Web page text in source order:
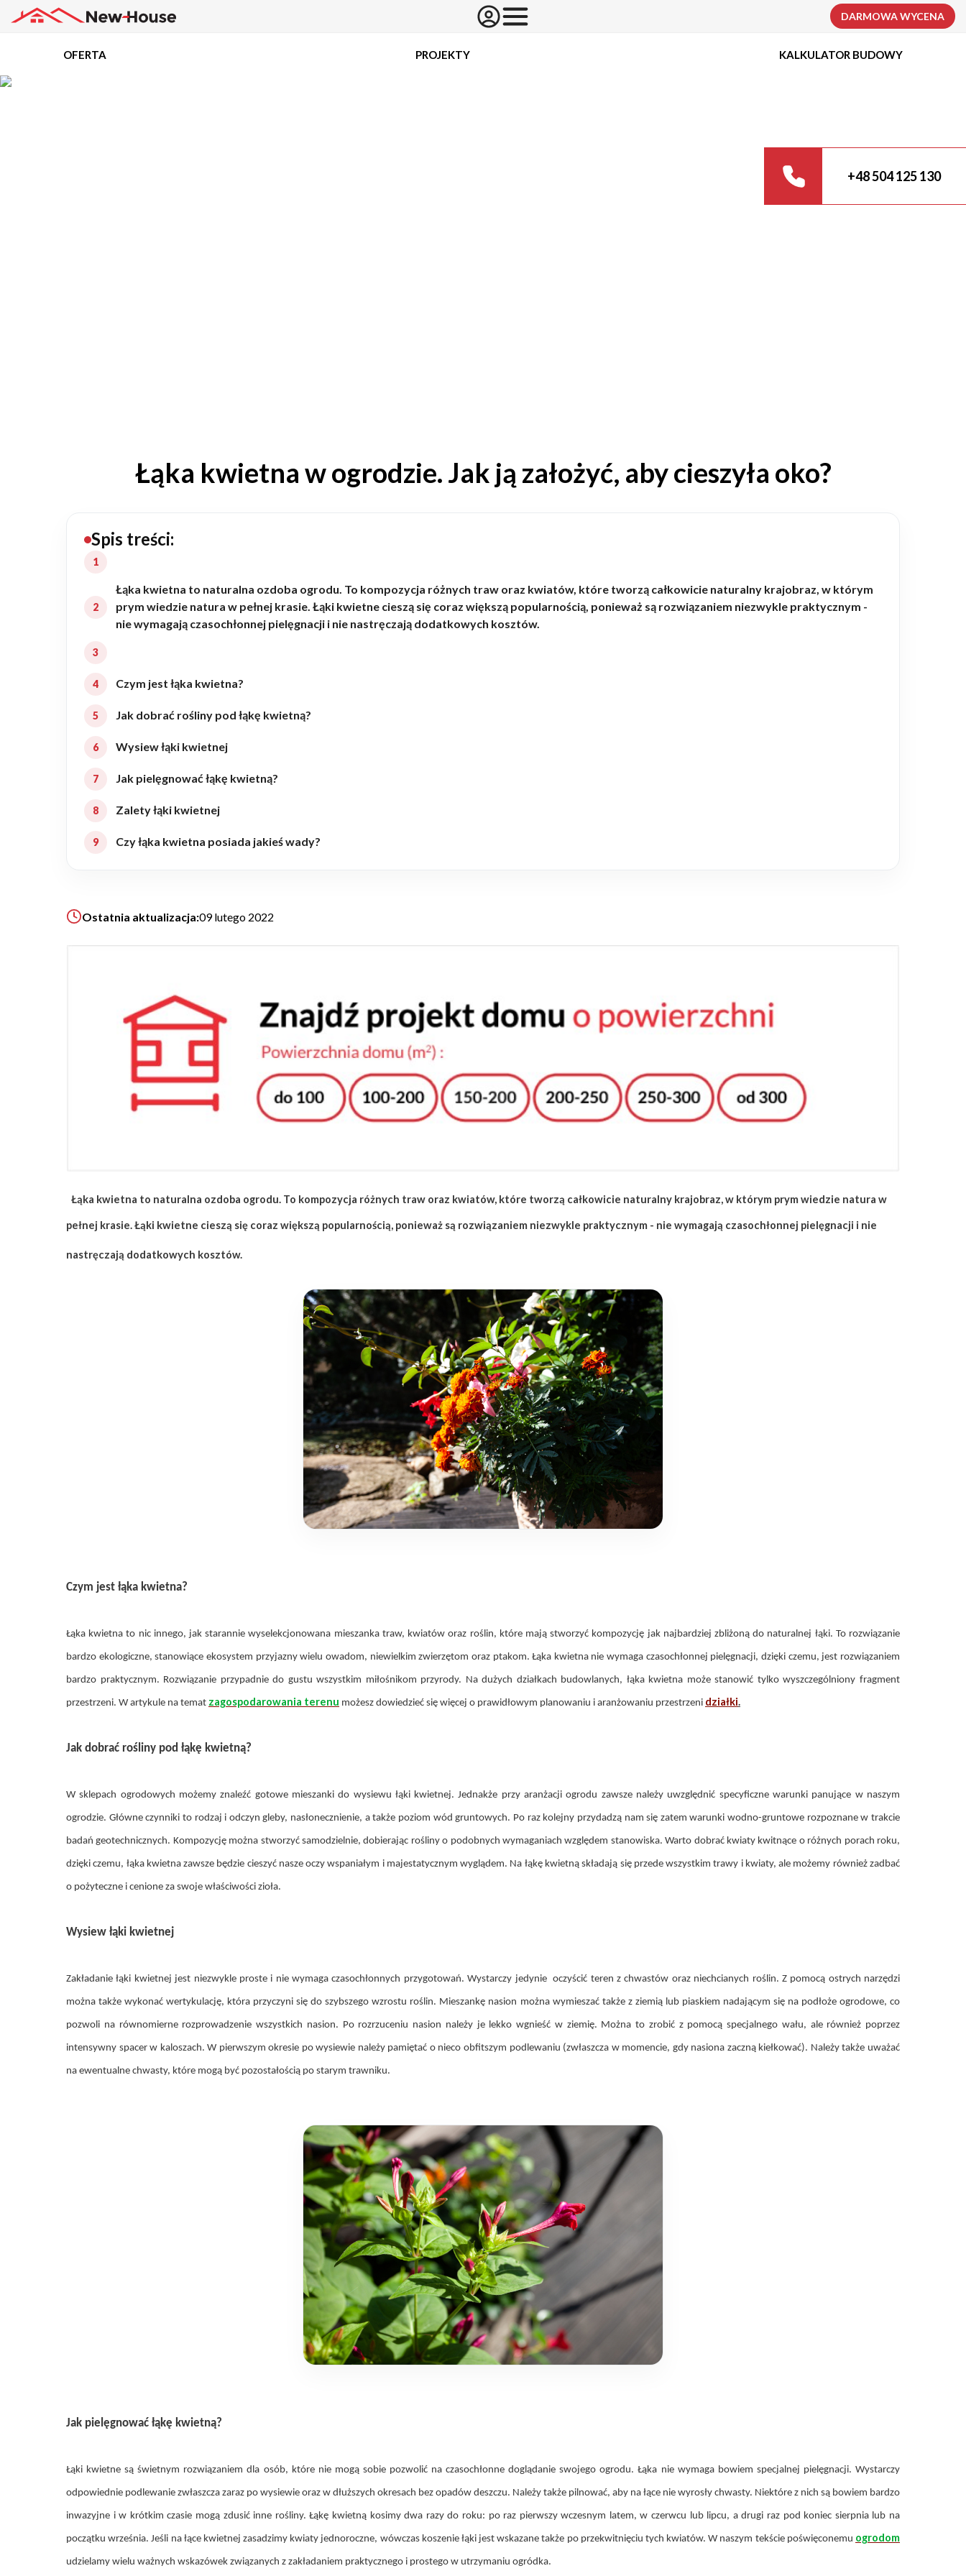
Rezydencje
Rozbudowa
Remonty
Budynki biurowe
Realizacje
Referencje
Filmy
Ogrody
O NAS
ZAPISZ SIĘ
DARMOWA WYCENA
OFERTA PROJEKTY KALKULATOR BUDOWY
Łąka kwietna w ogrodzie. Jak ją założyć, aby cieszyła oko?
+48 504 125 130
Spis treści:
Łąka kwietna to naturalna ozdoba ogrodu. To kompozycja różnych traw oraz kwiatów, które tworzą całkowicie naturalny krajobraz, w którym
prym wiedzie natura w pełnej krasie. Łąki kwietne cieszą się coraz większą popularnością, ponieważ są rozwiązaniem niezwykle praktycznym -
nie wymagają czasochłonnej pielęgnacji i nie nastręczają dodatkowych kosztów.
Czym jest łąka kwietna?
Jak dobrać rośliny pod łąkę kwietną?
Wysiew łąki kwietnej
Jak pielęgnować łąkę kwietną?
Zalety łąki kwietnej
Czy łąka kwietna posiada jakieś wady?
Ostatnia aktualizacja:09 lutego 2022
Łąka kwietna to naturalna ozdoba ogrodu. To kompozycja różnych traw oraz kwiatów, które tworzą całkowicie naturalny krajobraz, w którym prym wiedzie natura w
pełnej krasie. Łąki kwietne cieszą się coraz większą popularnością, ponieważ są rozwiązaniem niezwykle praktycznym - nie wymagają czasochłonnej pielęgnacji i nie
nastręczają dodatkowych kosztów.
Czym jest łąka kwietna?
Łąka kwietna to nic innego, jak starannie wyselekcjonowana mieszanka traw, kwiatów oraz roślin, które mają stworzyć kompozycję jak najbardziej zbliżoną do naturalnej łąki. To rozwiązanie
bardzo ekologiczne, stanowiące ekosystem przyjazny wielu owadom, niewielkim zwierzętom oraz ptakom. Łąka kwietna nie wymaga czasochłonnej pielęgnacji, dzięki czemu, jest rozwiązaniem
bardzo praktycznym. Rozwiązanie przypadnie do gustu wszystkim miłośnikom przyrody. Na dużych działkach budowlanych, łąka kwietna może stanowić tylko wyszczególniony fragment
przestrzeni. W artykule na temat zagospodarowania terenu możesz dowiedzieć się więcej o prawidłowym planowaniu i aranżowaniu przestrzeni działki.
Jak dobrać rośliny pod łąkę kwietną?
W sklepach ogrodowych możemy znaleźć gotowe mieszanki do wysiewu łąki kwietnej. Jednakże przy aranżacji ogrodu zawsze należy uwzględnić specyficzne warunki panujące w naszym
ogrodzie. Główne czynniki to rodzaj i odczyn gleby, nasłonecznienie, a także poziom wód gruntowych. Po raz kolejny przydadzą nam się zatem warunki wodno-gruntowe rozpoznane w trakcie
badań geotechnicznych. Kompozycję można stworzyć samodzielnie, dobierając rośliny o podobnych wymaganiach względem stanowiska. Warto dobrać kwiaty kwitnące o różnych porach roku,
dzięki czemu, łąka kwietna zawsze będzie cieszyć nasze oczy wspaniałym i majestatycznym wyglądem. Na łąkę kwietną składają się przede wszystkim trawy i kwiaty, ale możemy również zadbać
o pożyteczne i cenione za swoje właściwości zioła.
Wysiew łąki kwietnej
Zakładanie łąki kwietnej jest niezwykle proste i nie wymaga czasochłonnych przygotowań. Wystarczy jedynie oczyścić teren z chwastów oraz niechcianych roślin. Z pomocą ostrych narzędzi
można także wykonać wertykulację, która przyczyni się do szybszego wzrostu roślin. Mieszankę nasion można wymieszać także z ziemią lub piaskiem nadającym się na podłoże ogrodowe, co
pozwoli na równomierne rozprowadzenie wszystkich nasion. Po rozrzuceniu nasion należy je lekko wgnieść w ziemię. Można to zrobić z pomocą specjalnego wału, ale również poprzez
intensywny spacer w kaloszach. W pierwszym okresie po wysiewie należy pamiętać o nieco obfitszym podlewaniu (zwłaszcza w momencie, gdy nasiona zaczną kiełkować). Należy także uważać
na ewentualne chwasty, które mogą być pozostałością po starym trawniku.
Jak pielęgnować łąkę kwietną?
Łąki kwietne są świetnym rozwiązaniem dla osób, które nie mogą sobie pozwolić na czasochłonne doglądanie swojego ogrodu. Łąka nie wymaga bowiem specjalnej pielęgnacji. Wystarczy
odpowiednie podlewanie zwłaszcza zaraz po wysiewie oraz w dłuższych okresach bez opadów deszczu. Należy także pilnować, aby na łące nie wyrosły chwasty. Niektóre z nich są bowiem bardzo
inwazyjne i w krótkim czasie mogą zdusić inne rośliny. Łąkę kwietną kosimy dwa razy do roku: po raz pierwszy wczesnym latem, w czerwcu lub lipcu, a drugi raz pod koniec sierpnia lub na
początku września. Jeśli na łące kwietnej zasadzimy kwiaty jednoroczne, wówczas koszenie łąki jest wskazane także po przekwitnięciu tych kwiatów. W naszym tekście poświęconemu ogrodom
udzielamy wielu ważnych wskazówek związanych z zakładaniem praktycznego i prostego w utrzymaniu ogródka.